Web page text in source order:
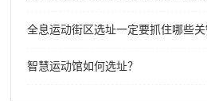
全息运动街区选址一定要抓住哪些关
智慧运动馆如何选址？